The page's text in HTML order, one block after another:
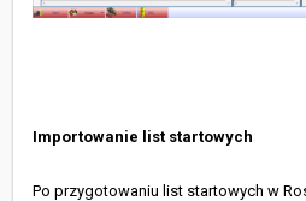
Importowanie list startowych
Po przygotowaniu list startowych w